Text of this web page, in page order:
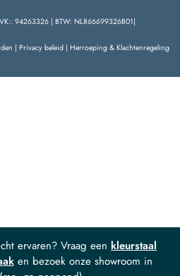
ervaren? Vraag een kleurstaal
en bezoek onze showroom in
94263326 | BTW: NL866699326B01|
| Privacy beleid | Herroeping & Klachtenregeling